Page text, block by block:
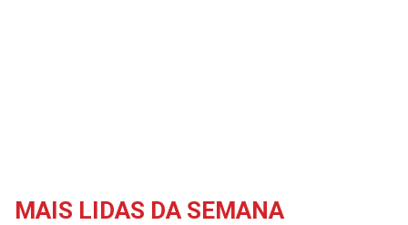
MAIS LIDAS DA SEMANA